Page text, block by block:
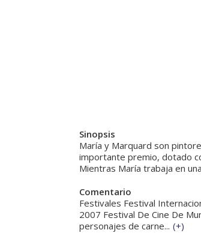
Sinopsis
María y Marquard son
importante premio, dotado
Mientras María trabaja en
Comentario
Festivales Festival
2007 Festival De Cine De
personajes de carne... (+)